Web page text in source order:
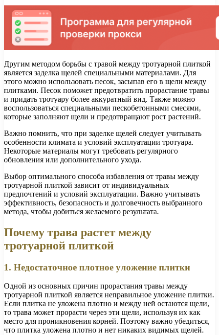
Другим методом борьбы с травой между тротуарной плиткой
является заделка щелей специальными материалами. Для
этого можно использовать песок, засыпав его в щели между
плитками. Песок поможет предотвратить прорастание травы
и придать тротуару более аккуратный вид. Также можно
воспользоваться специальными пескобетонными смесями,
которые заполняют щели и предотвращают рост растений.
Важно помнить, что при заделке щелей следует учитывать
особенности климата и условий эксплуатации тротуара.
Некоторые материалы могут требовать регулярного
обновления или дополнительного ухода.
Выбор оптимального способа избавления от травы между
тротуарной плиткой зависит от индивидуальных
предпочтений и условий эксплуатации. Важно учитывать
эффективность, безопасность и долговечность выбранного
метода, чтобы добиться желаемого результата.
Почему трава растет между
тротуарной плиткой
1. Недостаточное плотное уложение плитки
Одной из основных причин прорастания травы между
тротуарной плиткой является неправильное уложение плитки.
Если плитка не уложена плотно и между ней остаются щели,
то трава может прорасти через эти щели, используя их как
место для проникновения корней. Поэтому важно убедиться,
что плитка уложена плотно и нет никаких видимых щелей.